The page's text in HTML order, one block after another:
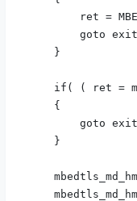
ret =
goto
}
if( ( ret =
{
goto
}